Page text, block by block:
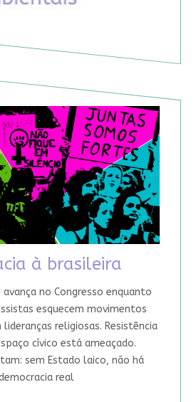
à brasileira
avança no Congresso enquanto
esquecem movimentos
religiosas. Resistência
cívico está ameaçado.
sem Estado laico, não há
real